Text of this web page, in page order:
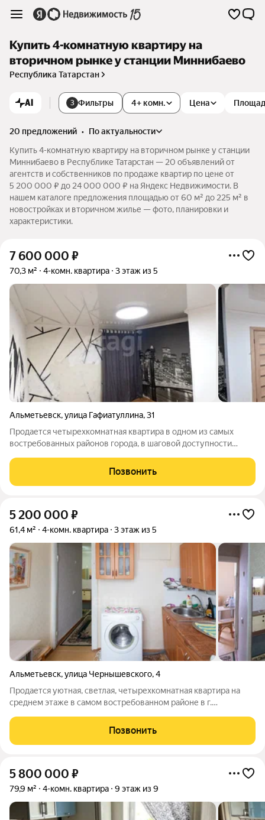
Купить 4-комнатную квартиру на
вторичном рынке у станции Миннибаево
Республика Татарстан
AI 3 Фильтры 4+ комн. Цена
20 предложений •
по актуальности
Купить 4-комнатную квартиру на вторичном рынке у станции
Миннибаево в Республике Татарстан — 20 объявлений от
агентств и собственников по продаже квартир по цене от
5 200 000 ₽ до 24 000 000 ₽ на Яндекс Недвижимости. В
нашем каталоге предложения площадью от 60 м² до 225 м² в
новостройках и вторичном жилье — фото, планировки и
характеристики.
7 600 000 ₽
70,3 м² 4-комн. квартира 3 этаж из 5
Альметьевск,улица Гафиатуллина,31
Продается четырехкомнатная квартира в одном из самых
востребованных районов города, в шаговой доступности
семей с детьми несомненным плюсом является наличие двух
детских садов и двух школ
Позвонить
5 200 000 ₽
61,4 м² 4-комн. квартира 3 этаж из 5
Альметьевск,улица Чернышевского,4
Продается уютная, светлая, четырехкомнатная квартира на
среднем этаже в самом востребованном районе в г.
всегда востребован по четырехкомнатным квартирам. Рядом
благоустроенный комсомольский
Позвонить
5 800 000 ₽
79,9 м² 4-комн. квартира 9 этаж из 9